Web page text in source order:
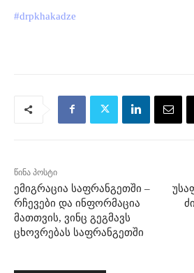
#drpkhakadze
წინა პოსტი
ემიგრაცია საფრანგეთში –
რჩევები და ინფორმაცია
მათთვის, ვინც გეგმავს
ცხოვრებას საფრანგეთში